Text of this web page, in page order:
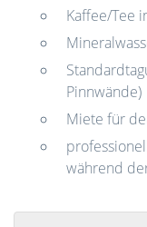
Kaffee/Tee
Pinnwände)
Miete für
während